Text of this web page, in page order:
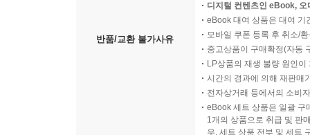
반품/교환 불가사유
디지털 컨텐츠인 eBook,
eBook 대여 상품은 대여 기
모바일 쿠폰 등록 후 취소/
중고상품이 구매확정(자동
LP상품의 재생 불량 원인
시간의 경과에 의해 재판매
전자상거래 등에서의 소비
eBook 세트 상품은 일괄 구
1개의 상품으로 취급 및 판
우, 세트 상품 전부 및 세트